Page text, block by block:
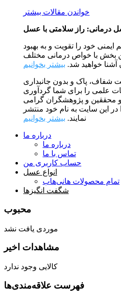
خواندن مقالات بیشتر
درمانی: راز سلامتی با عسل
خود را تقویت و به بهبود
بخش با خواص درمانی مختلف
خواهید شد.
شفاف، پاک و بدون جانبداری
علمی را برای شما گردآوری
و محققین و پژوهشگران گرامی
در این سایت به نام خود منتشر
نمایند. بیشتر بخوانیم
درباره ما
درباره ما
تماس با ما
حساب کاربری من
انواع عسل
تمام محصولات هانی‌هاب
شگفت انگیزها
محبوب
موردی یافت نشد
مشاهدات اخیر
کالایی وجود ندارد
فهرست علاقه‌مندی‌ها